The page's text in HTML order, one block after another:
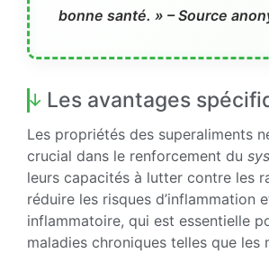
bonne santé. » – Source
Les avantages
Les propriétés des superaliments
crucial dans le renforcement du
leurs capacités à lutter contre les
réduire les risques d’inflammation
inflammatoire, qui est essentielle
maladies chroniques telles que